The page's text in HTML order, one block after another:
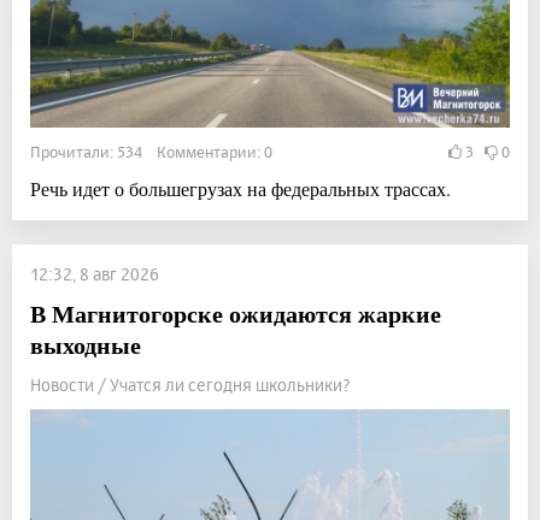
Прочитали: 534 Комментарии: 0 3 0
Речь идет о большегрузах на федеральных трассах.
12:32, 8 авг 2026
В Магнитогорске ожидаются жаркие
выходные
Новости / Учатся ли сегодня школьники?